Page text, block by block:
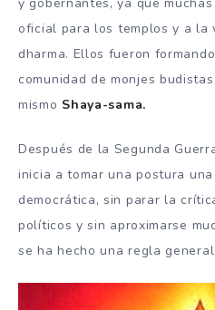
oficial para los templos y a
dharma. Ellos fueron
comunidad de monjes
mismo Shaya-sama.
Después de la Segunda
inicia a tomar una postura
democrática, sin parar la
políticos y sin aproximarse
se ha hecho una regla general.